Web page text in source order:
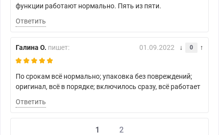
функции работают нормально. Пять из пяти.
Ответить
Галина О. пишет: 01.09.2022 0
По срокам всё нормально; упаковка без повреждений;
оригинал, всё в порядке; включилось сразу, всё работает
Ответить
1 2